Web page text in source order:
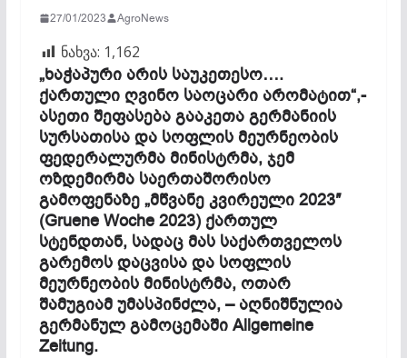
27/01/2023 AgroNews
ნახვა: 1,162
„ხაჭაპური არის საუკეთესო….
ქართული ღვინო საოცარი არომატით“,-
ასეთი შეფასება გააკეთა გერმანიის
სურსათისა და სოფლის მეურნეობის
ფედერალურმა მინისტრმა, ჯემ
ოზდემირმა საერთაშორისო
გამოფენაზე „მწვანე კვირეული 2023″
(Gruene Woche 2023) ქართულ
სტენდთან, სადაც მას საქართველოს
გარემოს დაცვისა და სოფლის
მეურნეობის მინისტრმა, ოთარ
შამუგიამ უმასპინძლა, – აღნიშნულია
გერმანულ გამოცემაში Allgemeine
Zeitung.